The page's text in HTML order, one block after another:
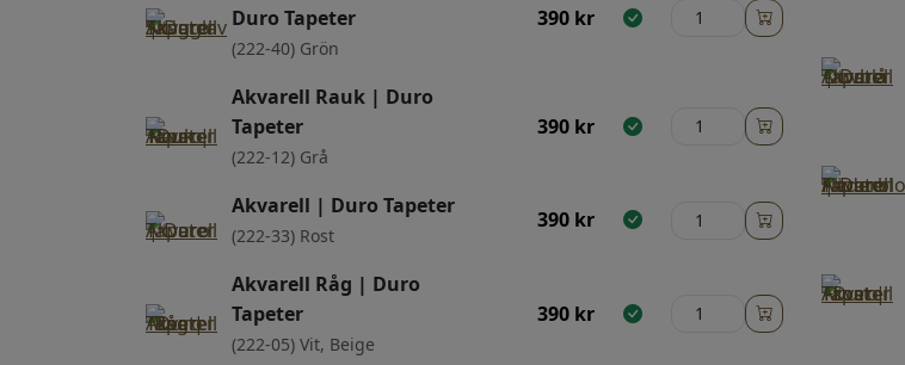
Duro Tapeter
(222-40) Grön
390 kr
Akvarell Rauk | Duro
Tapeter
(222-12) Grå
390 kr
Akvarell | Duro Tapeter
(222-33) Rost
390 kr
Akvarell Råg | Duro
Tapeter
(222-05) Vit, Beige
390 kr